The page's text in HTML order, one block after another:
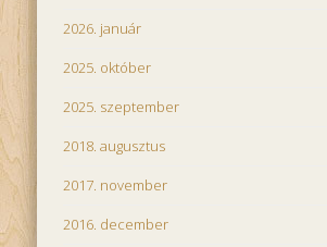
2026. január
2025. október
2025. szeptember
2018. augusztus
2017. november
2016. december